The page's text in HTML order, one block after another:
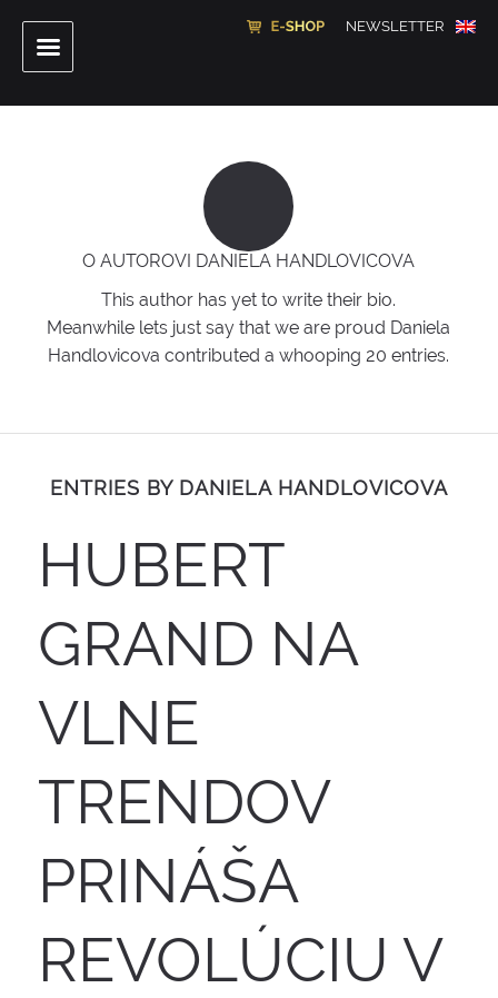
NEWSLETTER
O AUTOROVI DANIELA HANDLOVICOVA
This author has yet to write their bio.
Meanwhile lets just say that we are proud Daniela
Handlovicova contributed a whooping 20 entries.
ENTRIES BY DANIELA HANDLOVICOVA
HUBERT
GRAND NA
VLNE
TRENDOV
PRINÁŠA
REVOLÚCIU V